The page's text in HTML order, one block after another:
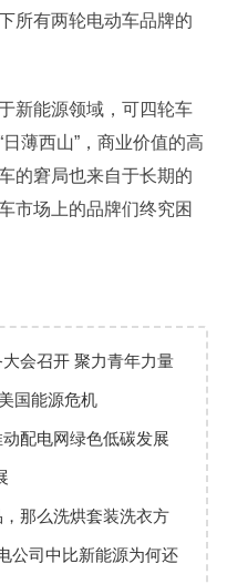
所有两轮电动车品牌的
新能源领域，可四轮车
薄西山”，商业价值的高
的窘局也来自于长期的
市场上的品牌们终究困
会召开 聚力青年力量
国能源危机
配电网绿色低碳发展
那么洗烘套装洗衣方
公司中比新能源为何还